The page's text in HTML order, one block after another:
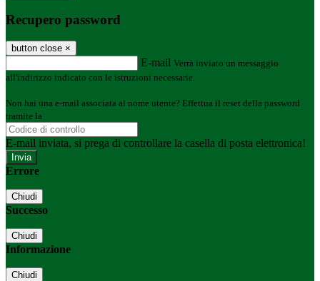
Recupero password
button close ×
E-mail Verrà inviato un messaggio
all'indirizzo indicato con le istruzioni necessarie.
Non hai una e-mail associata al nome utente? Effettua il reset della password
tramite la
E-mail inviata, si prega di controllare la casella di posta elettronica!
Errore
Chiudi
Successo
Chiudi
Informazione
Chiudi